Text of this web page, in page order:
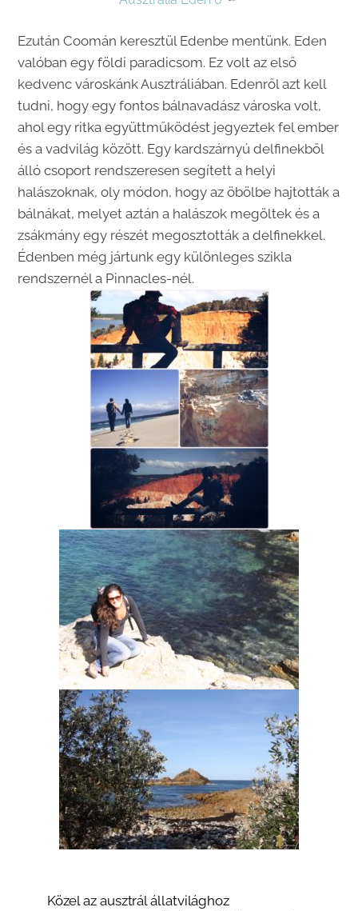
Ezután Coomán keresztül Edenbe mentünk. Eden
valóban egy földi paradicsom. Ez volt az első
kedvenc városkánk Ausztráliában. Edenről azt kell
tudni, hogy egy fontos bálnavadász városka volt,
ahol egy ritka együttműködést jegyeztek fel ember
és a vadvilág között. Egy kardszárnyú delfinekből
álló csoport rendszeresen segített a helyi
halászoknak, oly módon, hogy az öbölbe hajtották a
bálnákat, melyet aztán a halászok megöltek és a
zsákmány egy részét megosztották a delfinekkel.
Édenben még jártunk egy különleges szikla
rendszernél a Pinnacles-nél.
Közel az ausztrál állatvilághoz